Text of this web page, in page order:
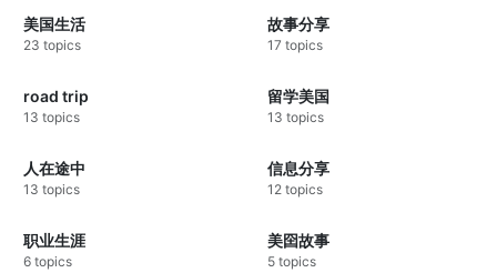
美国生活
23 topics
故事分享
17 topics
road trip
13 topics
留学美国
13 topics
人在途中
13 topics
信息分享
12 topics
职业生涯
6 topics
美囶故事
5 topics